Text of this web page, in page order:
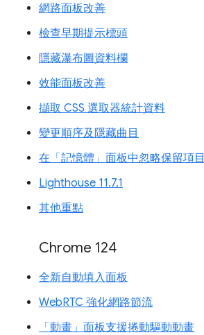
網路面板改善
檢查早期提示標頭
隱藏瀑布圖資料欄
效能面板改善
擷取 CSS 選取器統計資料
變更順序及隱藏曲目
在「記憶體」面板中忽略保留項目
Lighthouse 11.7.1
其他重點
Chrome 124
全新自動填入面板
WebRTC 強化網路節流
「動畫」面板支援捲動驅動動畫